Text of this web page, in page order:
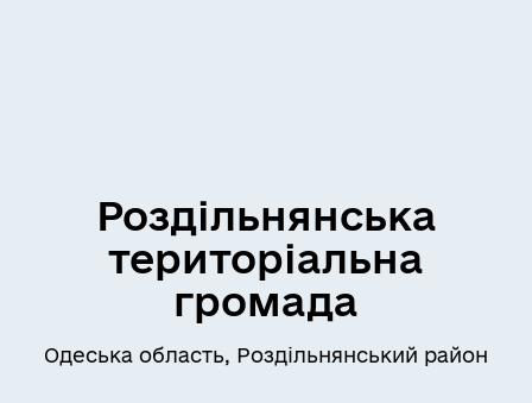
Роздільнянська
територіальна
громада
Одеська область, Роздільнянський район